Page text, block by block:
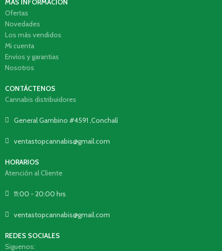
MÁS INFORMACIÓN
Ofertas
Novedades
Los más vendidos
Mi cuenta
Envíos y garantias
Nosotros
CONTÁCTENOS
Cannabis distribuidores
General Gambino #4591 ,Conchalí
ventastopcannabis@gmail.com
HORARIOS
Atención al Cliente
11:00 - 20:00 hrs
ventastopcannabis@gmail.com
REDES SOCIALES
Siguenos: